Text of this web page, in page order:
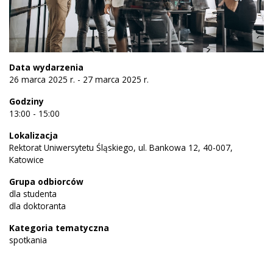
Data wydarzenia
26 marca 2025 r. - 27 marca 2025 r.
Godziny
13:00 - 15:00
Lokalizacja
Rektorat Uniwersytetu Śląskiego, ul. Bankowa 12, 40-007,
Katowice
Grupa odbiorców
dla studenta
dla doktoranta
Kategoria tematyczna
spotkania